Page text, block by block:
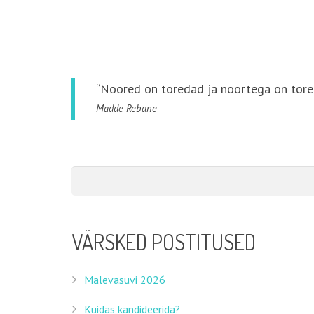
“Noored on toredad ja noortega on
Madde Rebane
VÄRSKED POSTITUSED
Malevasuvi 2026
Kuidas kandideerida?